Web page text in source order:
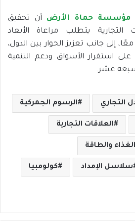
مؤسسة حماة الأرض أن تحقيق
التجارية يتطلب مراعاة الأبعاد
إلى جانب تعزيز الحوار بين الدول،
استقرار الأسواق ودعم التنمية
عشر.
التجاري الرسوم الجمركية
العلاقات التجارية
الغذاء والطاقة
سلاسل الإمداد كولومبيا